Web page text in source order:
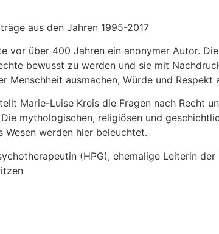
aus den Jahren 1995-2017
vor über 400 Jahren ein anonymer Autor.
bewusst zu werden und sie mit
Menschheit ausmachen, Würde und Respekt
Marie-Luise Kreis die Fragen nach Recht
mythologischen, religiösen und
Wesen werden hier beleuchtet.
(HPG), ehemalige Leiterin